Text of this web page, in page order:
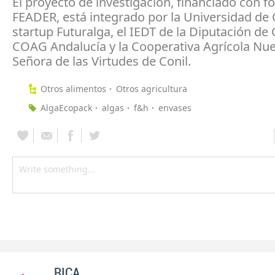
FEADER, está integrado por la Universidad de
startup Futuralga, el IEDT de la Diputación de
COAG Andalucía y la Cooperativa Agrícola
Señora de las Virtudes de Conil.
Otros alimentos
Otros agricultura
AlgaEcopack
algas f&h envases